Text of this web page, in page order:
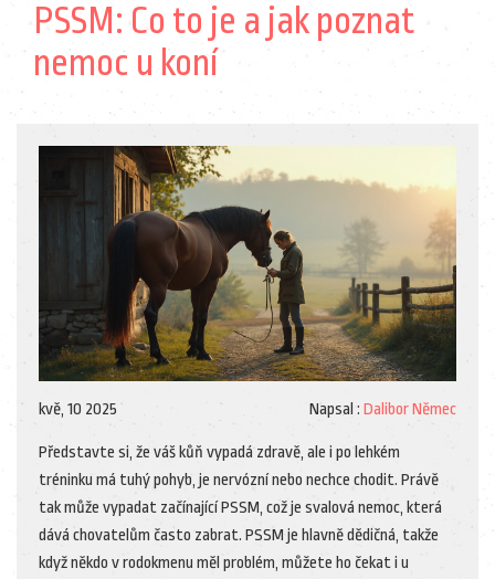
PSSM: Co to je a jak poznat
nemoc u koní
kvě, 10 2025 Napsal : Dalibor Němec
Představte si, že váš kůň vypadá zdravě, ale i po lehkém
tréninku má tuhý pohyb, je nervózní nebo nechce chodit. Právě
tak může vypadat začínající PSSM, což je svalová nemoc, která
dává chovatelům často zabrat. PSSM je hlavně dědičná, takže
když někdo v rodokmenu měl problém, můžete ho čekat i u